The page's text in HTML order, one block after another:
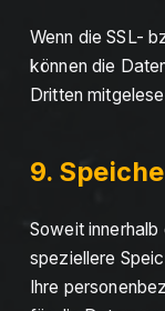
Wenn die SSL-
können die
Dritten
9.
Soweit
speziellere
Ihre